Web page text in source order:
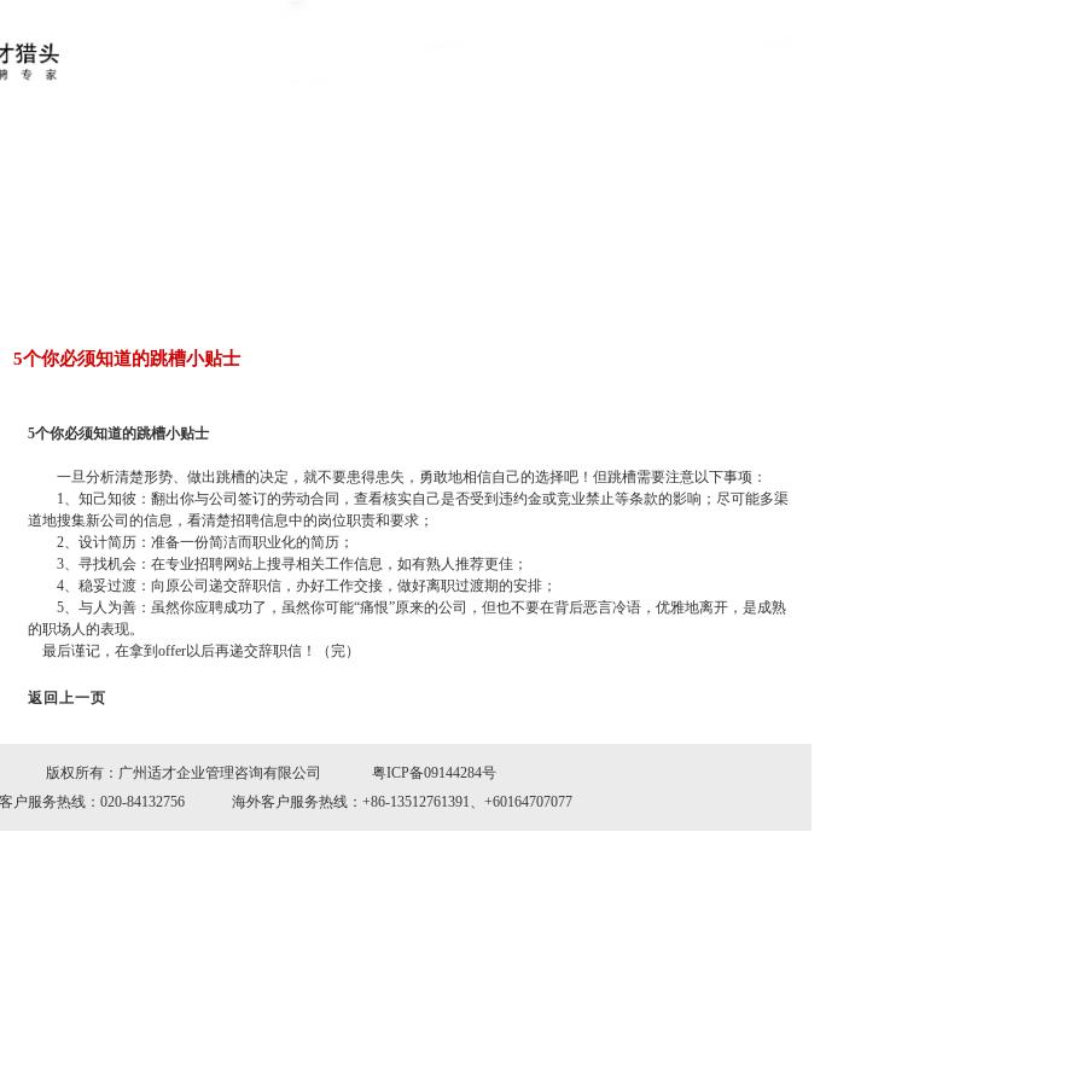
5个你必须知道的跳槽小贴士
5个你必须知道的跳槽小贴士
一旦分析清楚形势、做出跳槽的决定，就不要患得患失，勇敢地相信自己的选择吧！但跳槽需要注意以下事项：
1、知己知彼：翻出你与公司签订的劳动合同，查看核实自己是否受到违约金或竞业禁止等条款的影响；尽可能多渠
道地搜集新公司的信息，看清楚招聘信息中的岗位职责和要求；
2、设计简历：准备一份简洁而职业化的简历；
3、寻找机会：在专业招聘网站上搜寻相关工作信息，如有熟人推荐更佳；
4、稳妥过渡：向原公司递交辞职信，办好工作交接，做好离职过渡期的安排；
5、与人为善：虽然你应聘成功了，虽然你可能“痛恨”原来的公司，但也不要在背后恶言冷语，优雅地离开，是成熟
的职场人的表现。
最后谨记，在拿到offer以后再递交辞职信！（完）
返回上一页
版权所有：广州适才企业管理咨询有限公司 粤ICP备09144284号
户服务热线：020-84132756 海外客户服务热线：+86-13512761391、+60164707077